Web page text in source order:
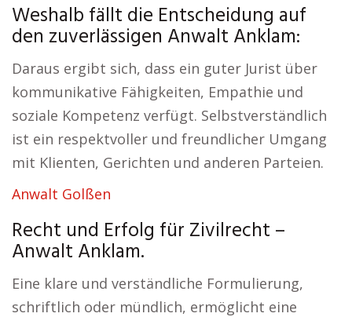
Weshalb fällt die Entscheidung auf
den zuverlässigen Anwalt Anklam:
Daraus ergibt sich, dass ein guter Jurist über
kommunikative Fähigkeiten, Empathie und
soziale Kompetenz verfügt. Selbstverständlich
ist ein respektvoller und freundlicher Umgang
mit Klienten, Gerichten und anderen Parteien.
Anwalt Golßen
Recht und Erfolg für Zivilrecht –
Anwalt Anklam.
Eine klare und verständliche Formulierung,
schriftlich oder mündlich, ermöglicht eine